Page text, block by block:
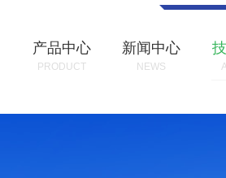
产品中心
PRODUCT
新闻中心
NEWS